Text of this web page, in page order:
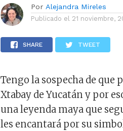
Por Alejandra Mireles
Publicado el 21 noviembre,
SHARE TWEET
Tengo la sospecha de que
Xtabay de Yucatán y por
una leyenda maya que
les encantará por su